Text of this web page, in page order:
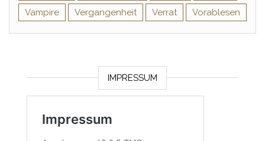
Vampire
Vergangenheit Verrat Vorablesen
IMPRESSUM